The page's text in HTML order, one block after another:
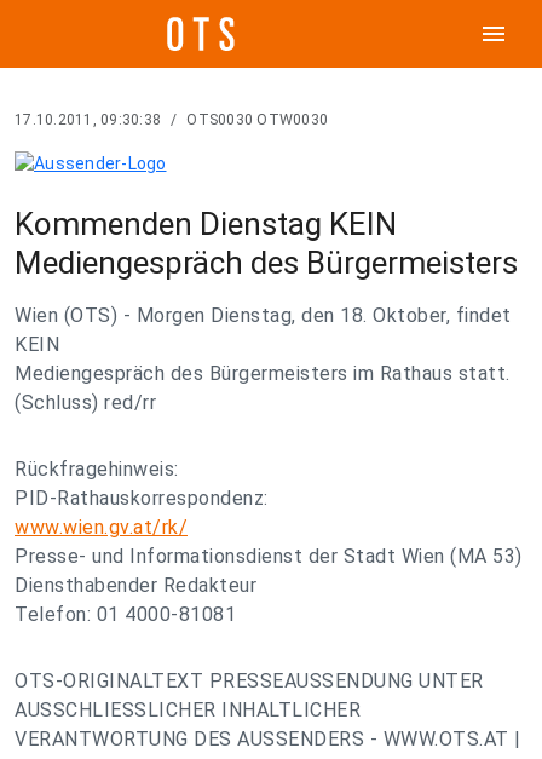
menu
17.10.2011, 09:30:38 / OTS0030 OTW0030
Kommenden Dienstag KEIN
Mediengespräch des Bürgermeisters
Wien (OTS) - Morgen Dienstag, den 18. Oktober, findet
KEIN
Mediengespräch des Bürgermeisters im Rathaus statt.
(Schluss) red/rr
Rückfragehinweis:
PID-Rathauskorrespondenz:
www.wien.gv.at/rk/
Presse- und Informationsdienst der Stadt Wien (MA 53)
Diensthabender Redakteur
Telefon: 01 4000-81081
OTS-ORIGINALTEXT PRESSEAUSSENDUNG UNTER
AUSSCHLIESSLICHER INHALTLICHER
VERANTWORTUNG DES AUSSENDERS - WWW.OTS.AT |